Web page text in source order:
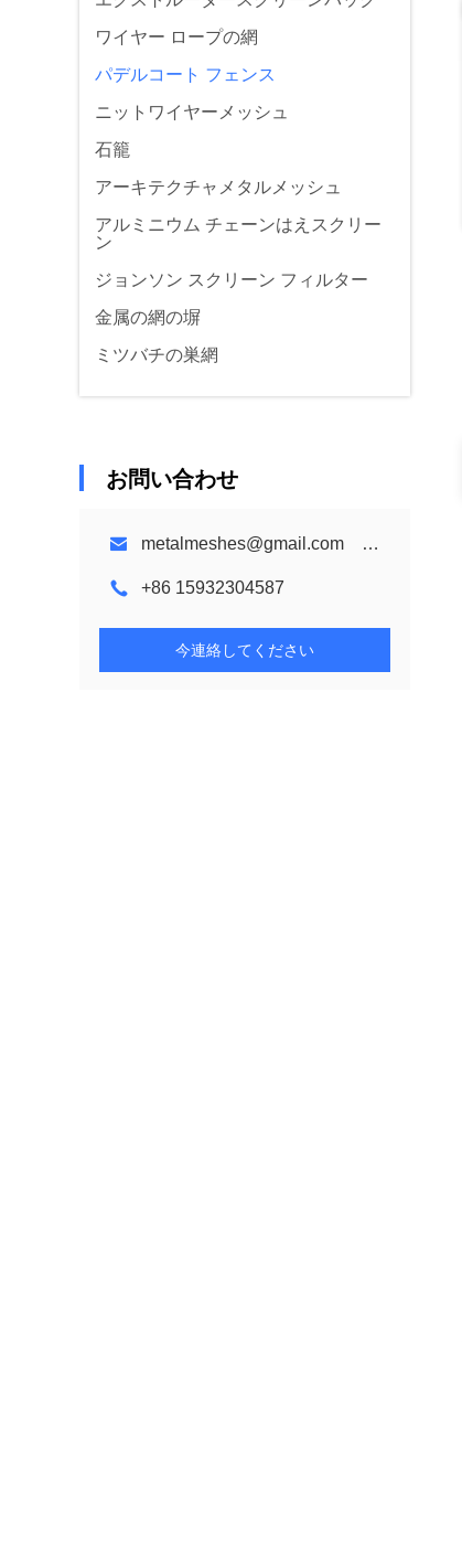
ワイヤー ロープの網
パデルコート フェンス
ニットワイヤーメッシュ
石籠
アーキテクチャメタルメッシュ
アルミニウム チェーンはえスクリー
ン
ジョンソン スクリーン フィルター
金属の網の塀
ミツバチの巣網
お問い合わせ
metalmeshes@gmail.com karen@bmmetalmesh.com
+86 15932304587
今連絡してください